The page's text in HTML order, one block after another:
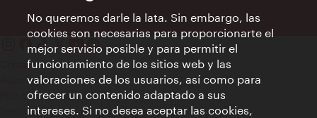
Contacto
Aviso legal
Política de privacidad de datos
Terms of Use
No queremos darle la lata. Sin embargo, las
cookies son necesarias para proporcionarte el
mejor servicio posible y para permitir el
funcionamiento de los sitios web y las
valoraciones de los usuarios, así como para
ofrecer un contenido adaptado a sus
intereses. Si no desea aceptar las cookies,